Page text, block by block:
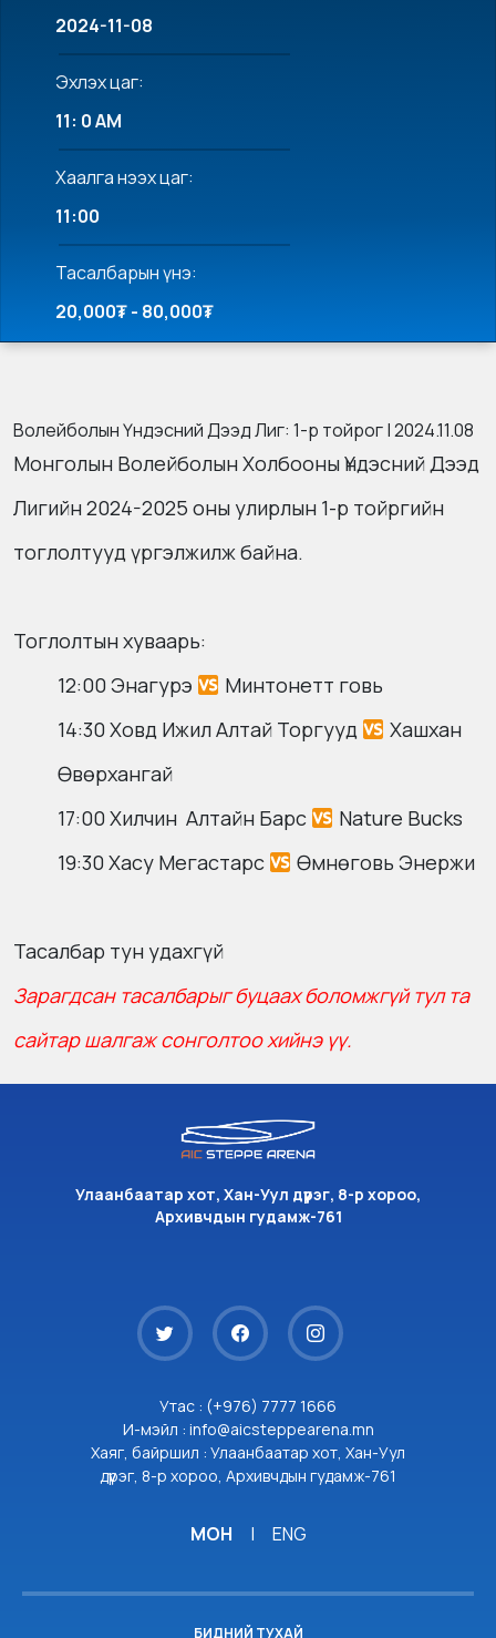
2024-11-08
Эхлэх цаг:
11: 0 AM
Хаалга нээх цаг:
11:00
Тасалбарын үнэ:
20,000₮ - 80,000₮
Волейболын Үндэсний Дээд Лиг: 1-р тойрог | 2024.11.08
Монголын Волейболын Холбооны Үндэсний Дээд
Лигийн 2024-2025 оны улирлын 1-р тойргийн
тоглолтууд үргэлжилж байна.
Тоглолтын хуваарь:
12:00 Энагурэ
Минтонетт говь
14:30 Ховд Ижил Алтай Торгууд
Хашхан
Өвөрхангай
17:00 Хилчин Алтайн Барс
Nature Bucks
19:30 Хасу Мегастарс
Өмнөговь Энержи
Тасалбар тун удахгүй
Зарагдсан тасалбарыг буцаах боломжгүй тул та
сайтар шалгаж сонголтоо хийнэ үү.
Улаанбаатар хот, Хан-Уул дүүрэг, 8-р хороо,
Архивчдын гудамж-761
Утас : (+976) 7777 1666
И-мэйл : info@aicsteppearena.mn
Хаяг, байршил : Улаанбаатар хот, Хан-Уул
дүүрэг, 8-р хороо, Архивчдын гудамж-761
МОН | ENG
БИДНИЙ ТУХАЙ